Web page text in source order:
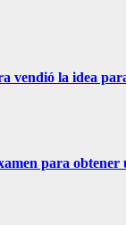
vendió la idea
para obtener